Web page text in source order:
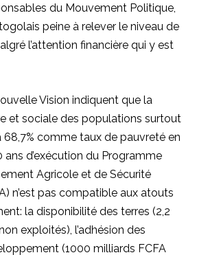
du Mouvement Politique,
peine à relever le niveau de
l’attention financière qui y est
Vision indiquent que la
et sociale des populations surtout
68,7% comme taux de pauvreté en
ans d’exécution du Programme
Agricole et de Sécurité
n’est pas compatible aux atouts
la disponibilité des terres (2,2
exploités), l’adhésion des
(1000 milliards FCFA